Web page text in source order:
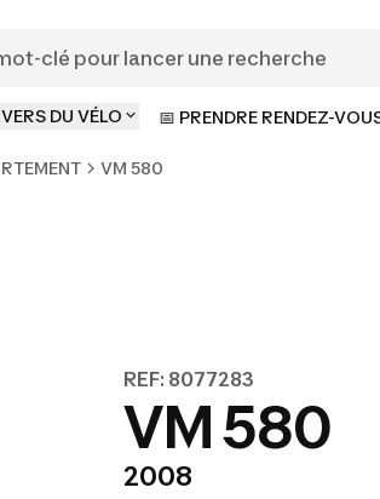
DU VÉLO 📅 PRENDRE RENDEZ-
VM 580
REF: 8077283
VM 580
2008